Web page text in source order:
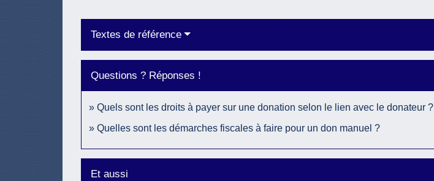
Textes de référence
Questions ? Réponses !
Quels sont les droits à payer sur une donation selon le lien avec le donateur ?
Quelles sont les démarches fiscales à faire pour un don manuel ?
Et aussi